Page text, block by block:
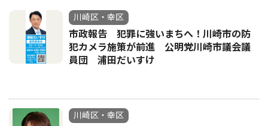
川崎区・幸区
市政報告 犯罪に強いまちへ！川崎市の防
犯カメラ施策が前進 公明党川崎市議会議
員団 浦田だいすけ
川崎区・幸区